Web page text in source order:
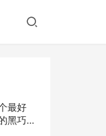
最好
黑巧克